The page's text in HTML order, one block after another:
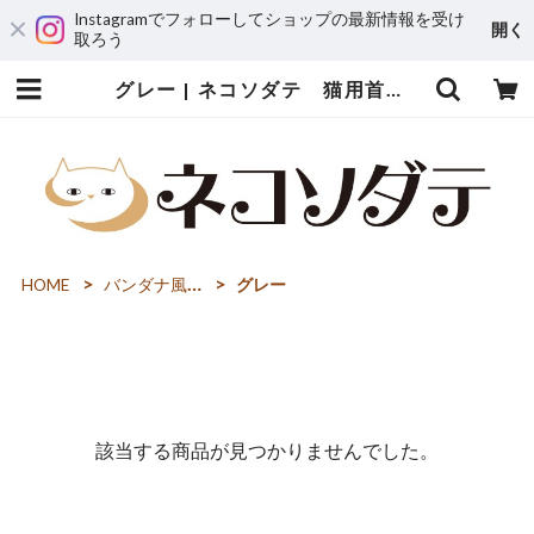
Instagramでフォローしてショップの最新情報を受け
取ろう
開く
グレー | ネコソダテ 猫用首輪専門店～猫の首輪・迷子札・猫用品・猫雑貨～
HOME バンダナ風首輪・セーフティ グレー
該当する商品が見つかりませんでした。